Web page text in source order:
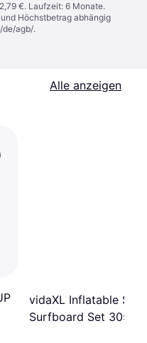
€. Laufzeit: 6 Monate.
Höchstbetrag abhängig
de/agb/.
Alle anzeigen
vidaXL Inflatable SUP
Surfboard Set 305cm